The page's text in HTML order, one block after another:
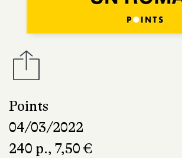
Points
04/03/2022
240 p., 7,50 €